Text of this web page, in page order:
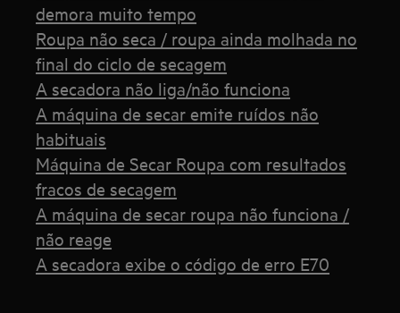
demora muito tempo
Roupa não seca / roupa ainda molhada no
final do ciclo de secagem
A secadora não liga/não funciona
A máquina de secar emite ruídos não
habituais
Máquina de Secar Roupa com resultados
fracos de secagem
A máquina de secar roupa não funciona /
não reage
A secadora exibe o código de erro E70